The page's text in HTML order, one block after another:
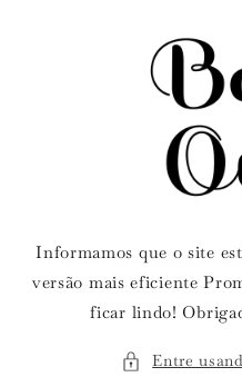
Informamos que o site
versão mais eficiente
ficar lindo!
Entre